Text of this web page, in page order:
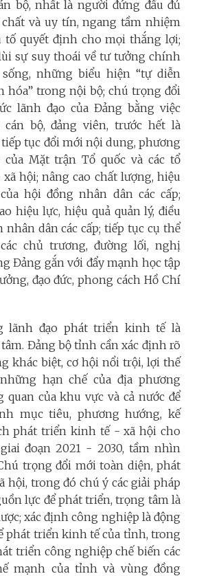
bộ, nhất là người đứng đầu đủ
và uy tín, ngang tầm nhiệm
tố quyết định cho mọi thắng lợi;
sự suy thoái về tư tưởng chính
những biểu hiện “tự diễn
hóa” trong nội bộ; chú trọng đổi
lãnh đạo của Đảng bằng việc
cán bộ, đảng viên, trước hết là
tục đổi mới nội dung, phương
Mặt trận Tổ quốc và các tổ
hội; nâng cao chất lượng, hiệu
hội đồng nhân dân các cấp;
hiệu lực, hiệu quả quản lý, điều
nhân dân các cấp; tiếp tục cụ thể
chủ trương, đường lối, nghị
Đảng gắn với đẩy mạnh học tập
đạo đức, phong cách Hồ Chí
lãnh đạo phát triển kinh tế là
Đảng bộ tỉnh cần xác định rõ
khác biệt, cơ hội nổi trội, lợi thế
hạn chế của địa phương
của khu vực và cả nước để
mục tiêu, phương hướng, kế
phát triển kinh tế - xã hội cho
đoạn 2021 - 2030, tầm nhìn
trọng đổi mới toàn diện, phát
hội, trong đó chú ý các giải pháp
lực để phát triển, trọng tâm là
xác định công nghiệp là động
phát triển kinh tế của tỉnh, trong
triển công nghiệp chế biến các
mạnh của tỉnh và vùng đồng